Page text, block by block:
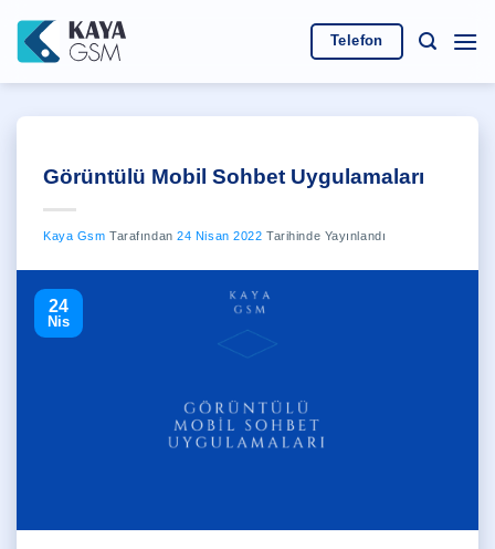
atla
Telefon
Görüntülü Mobil Sohbet Uygulamaları
Kaya Gsm Tarafından 24 Nisan 2022 Tarihinde Yayınlandı
24
Nis